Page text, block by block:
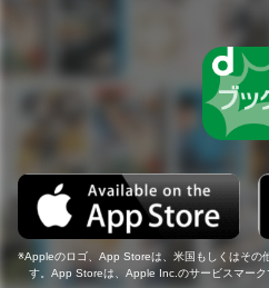
Appleのロゴ、App Storeは、米国もしくはその
す。App Storeは、Apple Inc.のサービスマーク